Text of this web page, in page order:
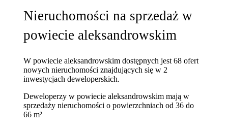
Nieruchomości na sprzedaż w
powiecie aleksandrowskim
W powiecie aleksandrowskim dostępnych jest 68 ofert
nowych nieruchomości znajdujących się w 2
inwestycjach deweloperskich.
Deweloperzy w powiecie aleksandrowskim mają w
sprzedaży nieruchomościo powierzchniach od 36 do
66 m²